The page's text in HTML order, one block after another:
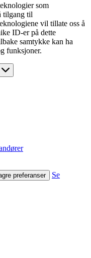
som
tilgang til
vil tillate oss å
ID-er på dette
samtykke kan ha
funksjoner.
preferanser
Se